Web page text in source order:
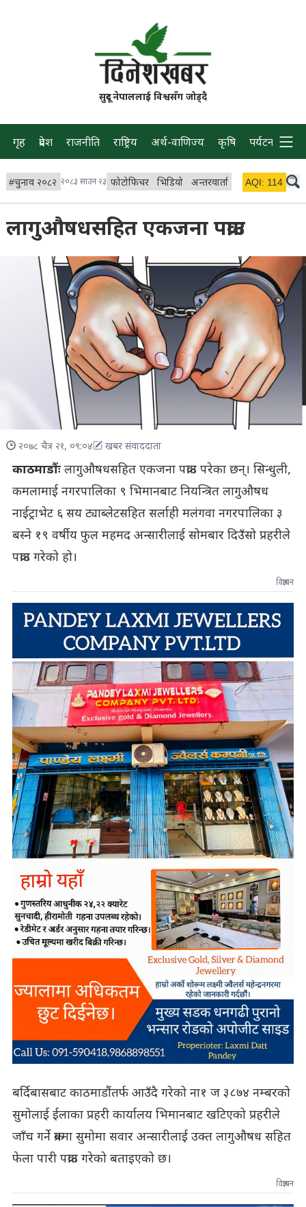
सुदूर नेपाललाई विश्वसँग जोड्दै
गृह प्रदेश राजनीति राष्ट्रिय अर्थ-वाणिज्य कृषि पर्यटन प्रवास
#चुनाव २०८२ २०८३ साउन २३ फोटोफिचर भिडियो अन्तरवार्ता विचार/ब्लग
AQI: 114
लागुऔषधसहित एकजना पक्राउ
२०७८ चैत्र २१, ०९:०४ खबर संवाददाता
काठमाडौंः लागुऔषधसहित एकजना पक्राउ परेका छन्। सिन्धुली,
कमलामाई नगरपालिका ९ भिमानबाट नियन्त्रित लागुऔषध
नाईट्राभेट ६ सय ट्याब्लेटसहित सर्लाही मलंगवा नगरपालिका ३
बस्ने १९ वर्षीय फुल महमद अन्सारीलाई सोमबार दिउँसो प्रहरीले
पक्राउ गरेको हो।
विज्ञापन
बर्दिबासबाट काठमाडौंतर्फ आउँदै गरेको ना१ ज ३८७४ नम्बरको
सुमोलाई ईलाका प्रहरी कार्यालय भिमानबाट खटिएको प्रहरीले
जाँच गर्ने क्रममा सुमोमा सवार अन्सारीलाई उक्त लागुऔषध सहित
फेला पारी पक्राउ गरेको बताइएको छ।
विज्ञापन